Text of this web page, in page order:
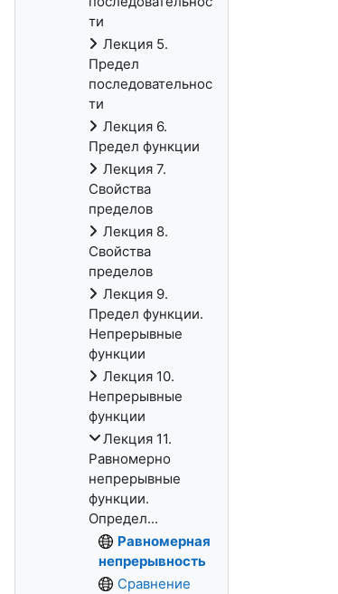
ти
Лекция 5.
Предел
последовательнос
ти
Лекция 6.
Предел функции
Лекция 7.
Свойства
пределов
Лекция 8.
Свойства
пределов
Лекция 9.
Предел функции.
Непрерывные
функции
Лекция 10.
Непрерывные
функции
Лекция 11.
Равномерно
непрерывные
функции.
Определ...
Равномерная
непрерывность
Сравнение